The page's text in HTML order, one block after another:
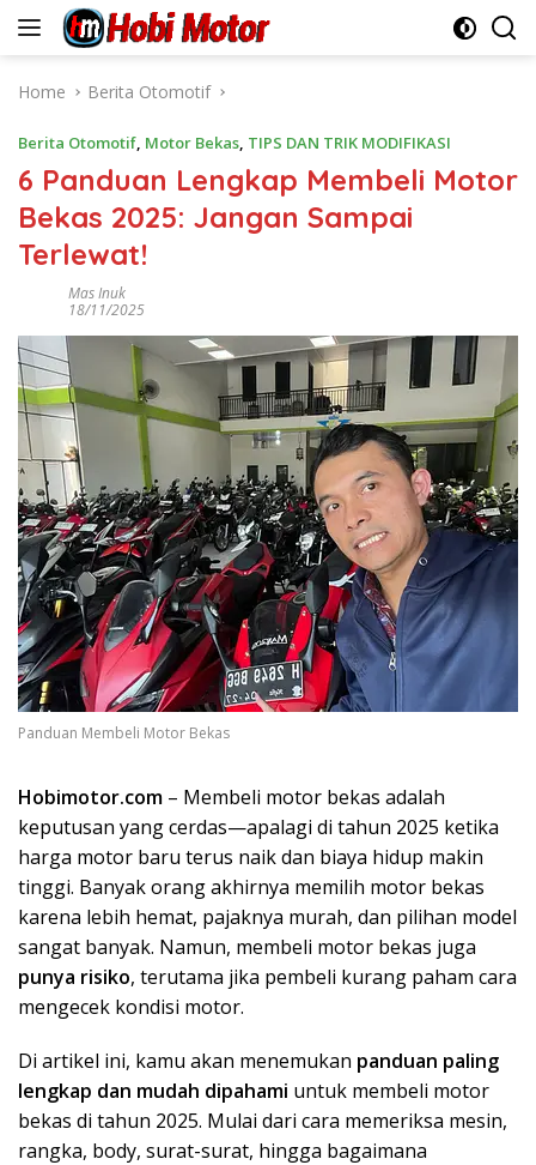
Home
Berita Otomotif
Berita Otomotif, Motor Bekas, TIPS DAN TRIK MODIFIKASI
6 Panduan Lengkap Membeli Motor
Bekas 2025: Jangan Sampai
Terlewat!
Mas Inuk
18/11/2025
Panduan Membeli Motor Bekas
Hobimotor.com – Membeli motor bekas adalah
keputusan yang cerdas—apalagi di tahun 2025 ketika
harga motor baru terus naik dan biaya hidup makin
tinggi. Banyak orang akhirnya memilih motor bekas
karena lebih hemat, pajaknya murah, dan pilihan model
sangat banyak. Namun, membeli motor bekas juga
punya risiko, terutama jika pembeli kurang paham cara
mengecek kondisi motor.
Di artikel ini, kamu akan menemukan panduan paling
lengkap dan mudah dipahami untuk membeli motor
bekas di tahun 2025. Mulai dari cara memeriksa mesin,
rangka, body, surat-surat, hingga bagaimana